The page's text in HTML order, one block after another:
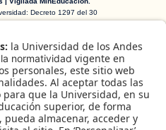
Decreto 1297 del 30
teoría y crítica
arbitrada
financiada por el
del Arte y la